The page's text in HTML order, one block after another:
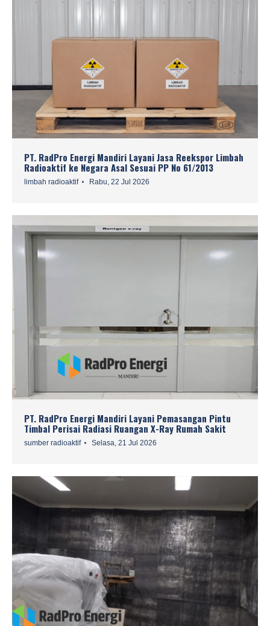
PT. RadPro Energi Mandiri Layani Jasa Reekspor Limbah
Radioaktif ke Negara Asal Sesuai PP No 61/2013
limbah radioaktif Rabu, 22 Jul 2026
PT. RadPro Energi Mandiri Layani Pemasangan Pintu
Timbal Perisai Radiasi Ruangan X-Ray Rumah Sakit
sumber radioaktif Selasa, 21 Jul 2026